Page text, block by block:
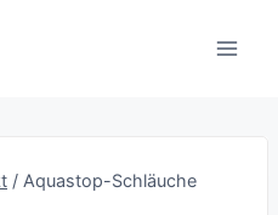
/ Aquastop-Schläuche